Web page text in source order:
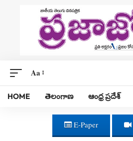
Aa
HOME తెలంగాణ ఆంధ్ర ప్రదేశ్
E-Paper